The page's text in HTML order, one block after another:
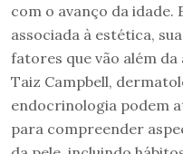
com o avanço da
associada à estética,
fatores que vão além da
Taiz Campbell,
endocrinologia podem
para compreender